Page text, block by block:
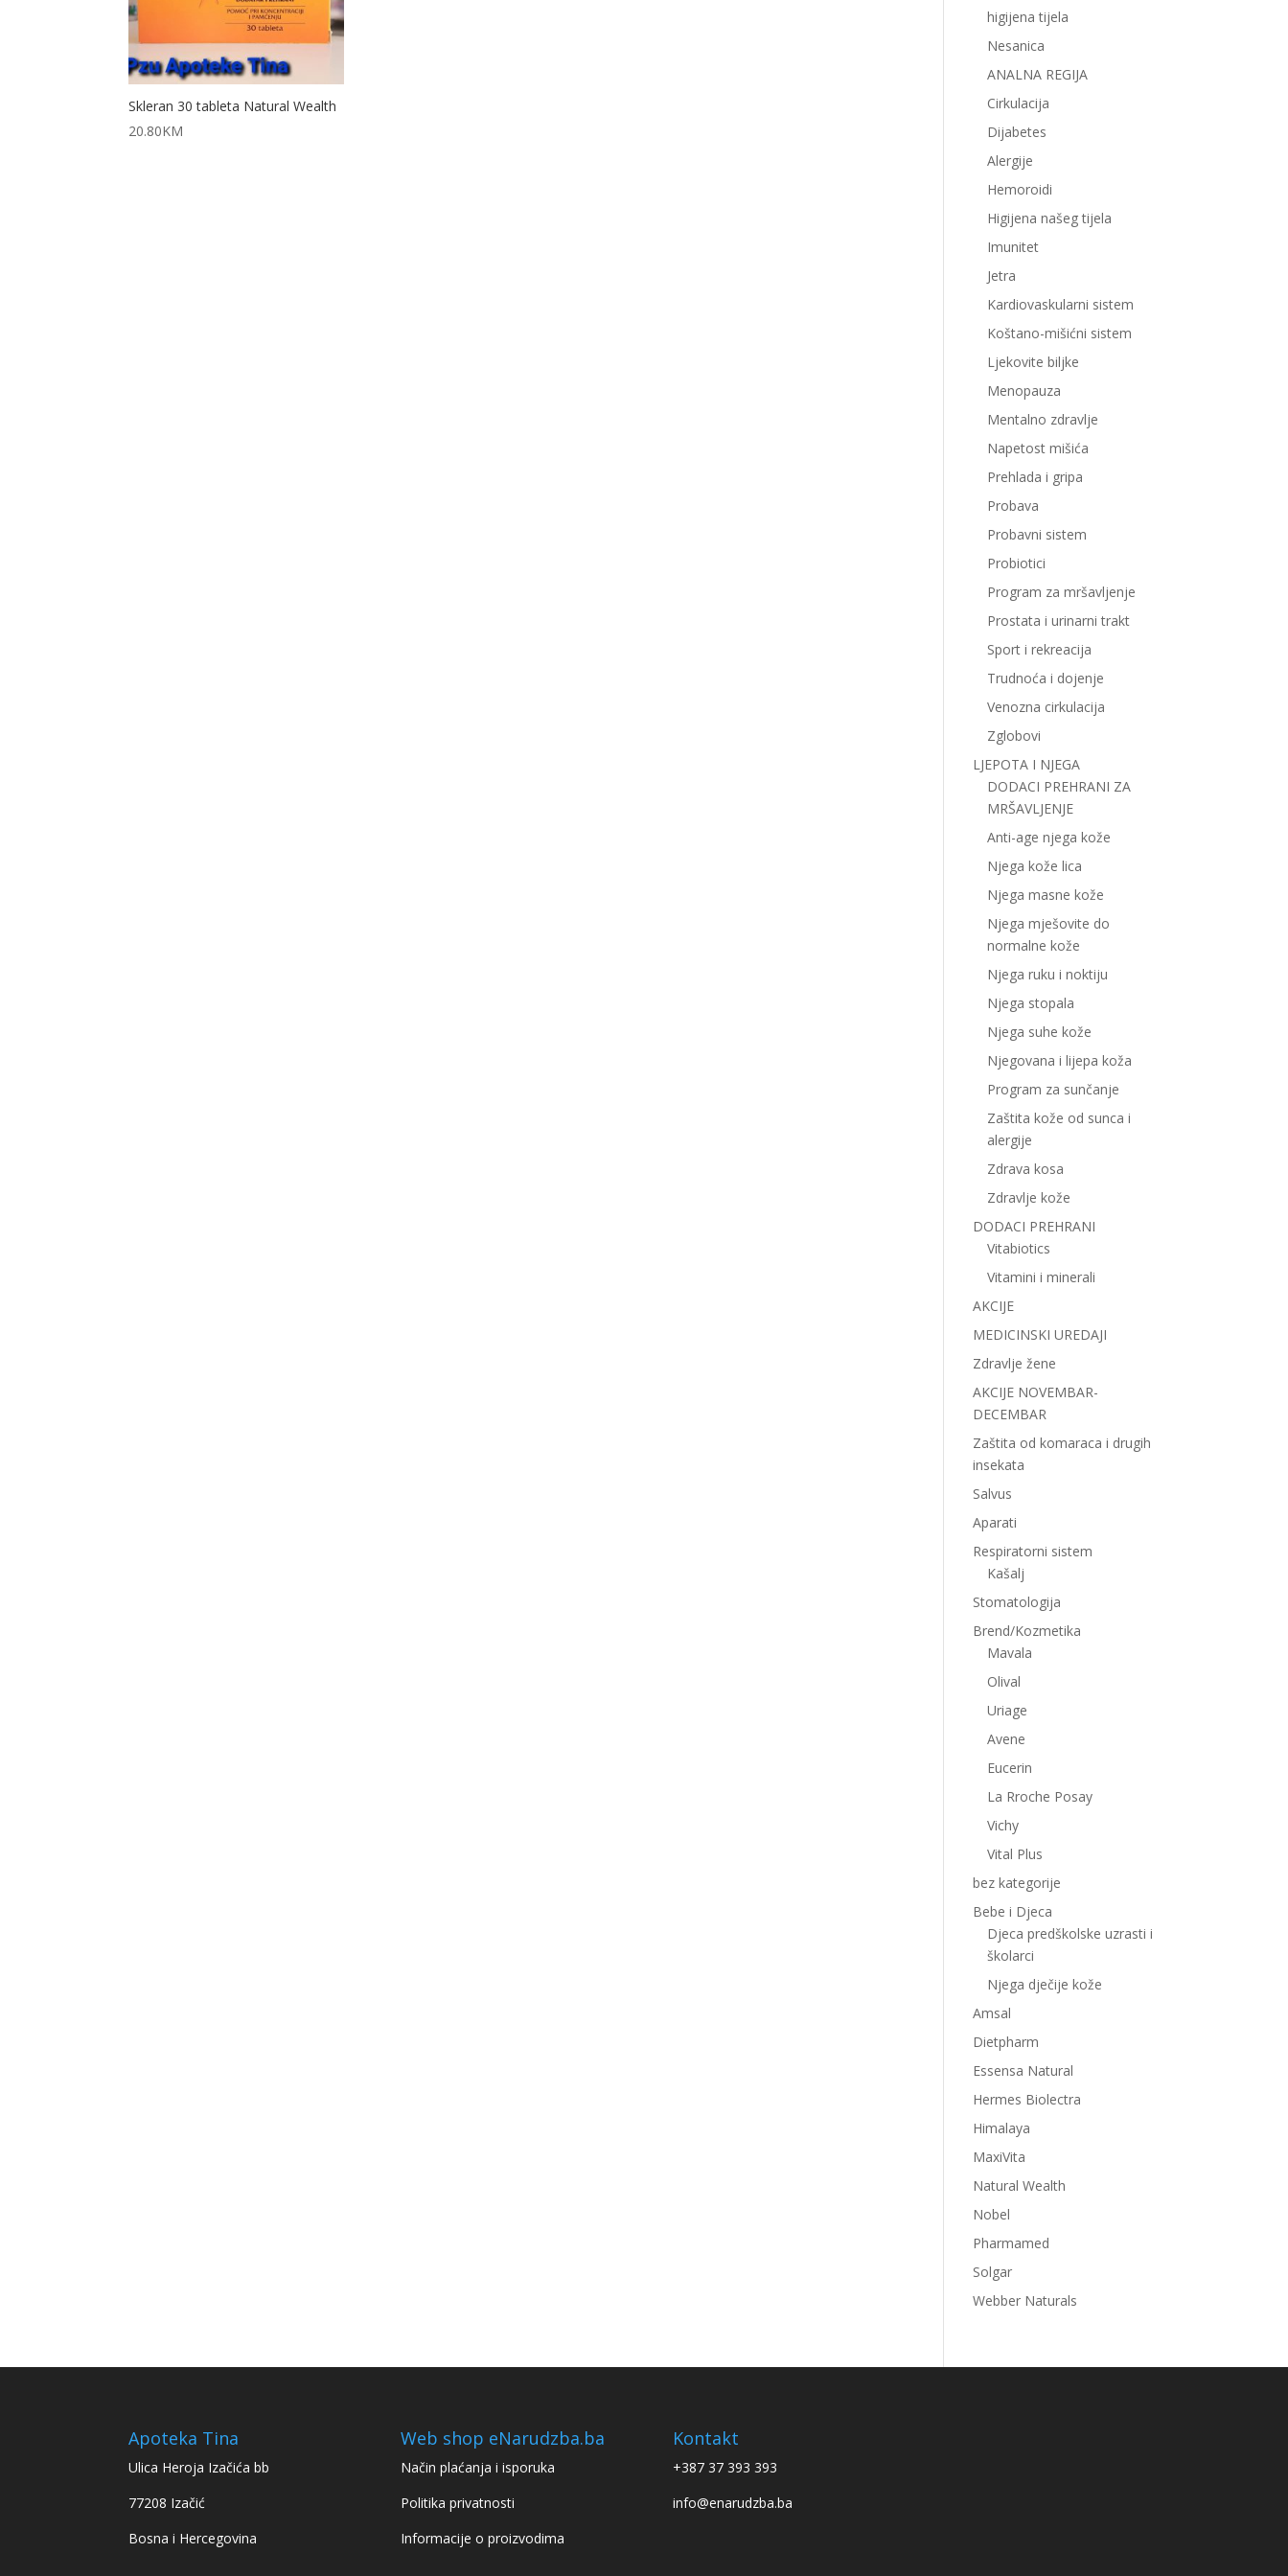
Skleran 30 tableta Natural Wealth
20.80KM
higijena tijela
Nesanica
ANALNA REGIJA
Cirkulacija
Dijabetes
Alergije
Hemoroidi
Higijena našeg tijela
Imunitet
Jetra
Kardiovaskularni sistem
Koštano-mišićni sistem
Ljekovite biljke
Menopauza
Mentalno zdravlje
Napetost mišića
Prehlada i gripa
Probava
Probavni sistem
Probiotici
Program za mršavljenje
Prostata i urinarni trakt
Sport i rekreacija
Trudnoća i dojenje
Venozna cirkulacija
Zglobovi
LJEPOTA I NJEGA
DODACI PREHRANI ZA
MRŠAVLJENJE
Anti-age njega kože
Njega kože lica
Njega masne kože
Njega mješovite do
normalne kože
Njega ruku i noktiju
Njega stopala
Njega suhe kože
Njegovana i lijepa koža
Program za sunčanje
Zaštita kože od sunca i
alergije
Zdrava kosa
Zdravlje kože
DODACI PREHRANI
Vitabiotics
Vitamini i minerali
AKCIJE
MEDICINSKI UREDAJI
Zdravlje žene
AKCIJE NOVEMBAR-
DECEMBAR
Zaštita od komaraca i drugih
insekata
Salvus
Aparati
Respiratorni sistem
Kašalj
Stomatologija
Brend/Kozmetika
Mavala
Olival
Uriage
Avene
Eucerin
La Rroche Posay
Vichy
Vital Plus
bez kategorije
Bebe i Djeca
Djeca predškolske uzrasti i
školarci
Njega dječije kože
Amsal
Dietpharm
Essensa Natural
Hermes Biolectra
Himalaya
MaxiVita
Natural Wealth
Nobel
Pharmamed
Solgar
Webber Naturals
Apoteka Tina
Ulica Heroja Izačića bb
77208 Izačić
Bosna i Hercegovina
Web shop eNarudzba.ba
Način plaćanja i isporuka
Politika privatnosti
Informacije o proizvodima
Kontakt
+387 37 393 393
info@enarudzba.ba